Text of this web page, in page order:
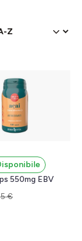
ACAI 60 Cps 550mg EBV
€
al carrello